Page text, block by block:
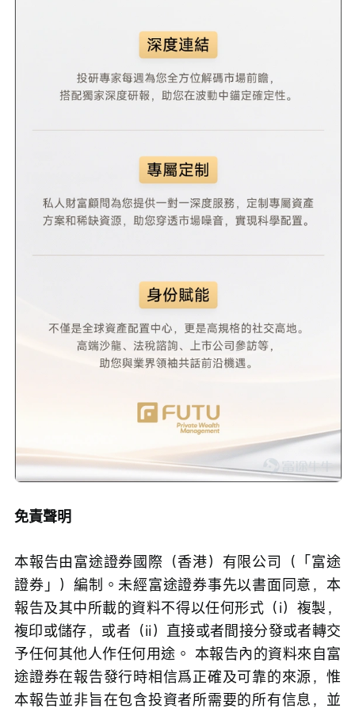
免責聲明
本報告由富途證券國際（香港）有限公司（「富途
證券」）編制。未經富途證券事先以書面同意，本
報告及其中所載的資料不得以任何形式（i）複製，
複印或儲存，或者（ii）直接或者間接分發或者轉交
予任何其他人作任何用途。 本報告內的資料來自富
途證券在報告發行時相信爲正確及可靠的來源，惟
本報告並非旨在包含投資者所需要的所有信息，並